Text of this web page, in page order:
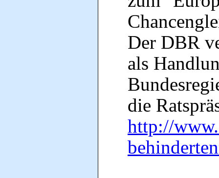
Der DBR
als
die
http://